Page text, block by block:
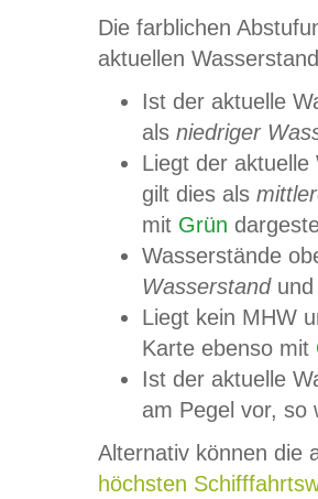
Die farblichen
aktuellen
Ist der aktuelle
als niedriger
Liegt der
gilt dies als
mit Grün
Wasserstände
Wasserstandund
Liegt kein MHW
Karte ebenso mit
Ist der aktuelle
am Pegel vor,
Alternativ können die
höchsten